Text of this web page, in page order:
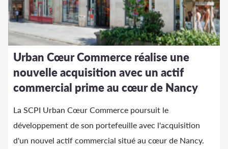
Urban Cœur Commerce réalise une
nouvelle acquisition avec un actif
commercial prime au cœur de Nancy
La SCPI Urban Cœur Commerce poursuit le
développement de son portefeuille avec l'acquisition
d'un nouvel actif commercial situé au cœur de Nancy.